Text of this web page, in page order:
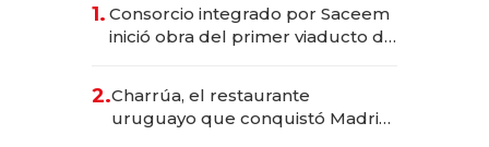
1. Consorcio integrado por Saceem
inició obra del primer viaducto de
millones
2.Charrúa, el restaurante
uruguayo que conquistó Madrid: